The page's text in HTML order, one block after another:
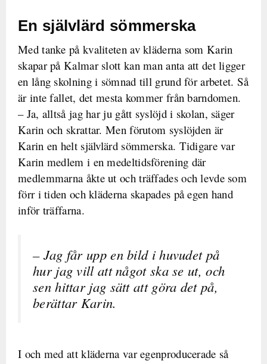
En självlärd sömmerska
Med tanke på kvaliteten av kläderna som Karin
skapar på Kalmar slott kan man anta att det ligger
en lång skolning i sömnad till grund för arbetet. Så
är inte fallet, det mesta kommer från barndomen.
– Ja, alltså jag har ju gått syslöjd i skolan, säger
Karin och skrattar. Men förutom syslöjden är
Karin en helt självlärd sömmerska. Tidigare var
Karin medlem i en medeltidsförening där
medlemmarna åkte ut och träffades och levde som
förr i tiden och kläderna skapades på egen hand
inför träffarna.
– Jag får upp en bild i huvudet på
hur jag vill att något ska se ut, och
sen hittar jag sätt att göra det på,
berättar Karin.
I och med att kläderna var egenproducerade så